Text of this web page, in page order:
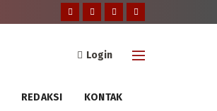
Login
REDAKSI KONTAK